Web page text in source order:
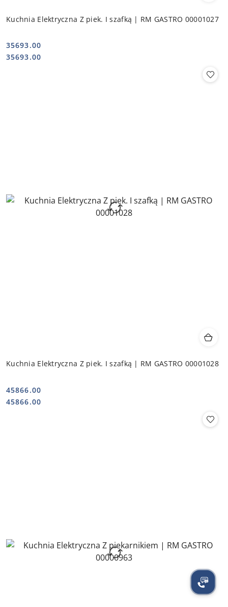
Kuchnia Elektryczna Z piek. I szafką | RM GASTRO 00001027
Cena:
35693.00
Cena:
35693.00
Kuchnia Elektryczna Z piek. I szafką | RM GASTRO 00001028
Cena:
45866.00
Cena:
45866.00